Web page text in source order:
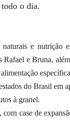
o dia.
e nutrição
e Bruna,
do Brasil em
à granel.
case de